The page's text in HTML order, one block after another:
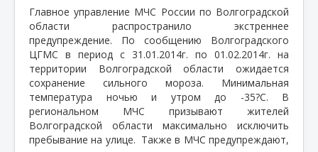
Главное управление МЧС России по Волгоградской
области распространило экстреннее
предупреждение. По сообщению Волгоградского
ЦГМС в период с 31.01.2014г. по 01.02.2014г. на
территории Волгоградской области ожидается
сохранение сильного мороза. Минимальная
температура ночью и утром до -35?С. В
региональном МЧС призывают жителей
Волгоградской области максимально исключить
пребывание на улице. Также в МЧС предупреждают,